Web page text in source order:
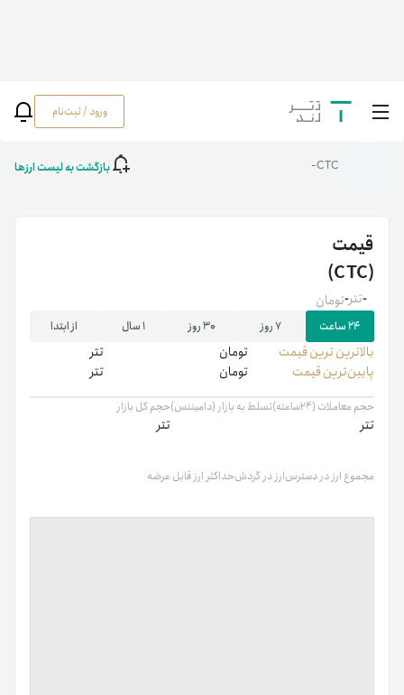
ورود / ثبت‌نام خانه رمزارزها/
CTC
CTC- بازگشت به لیست ارزها
قیمت
(CTC)
-تومان -تتر
۲۴ ساعت ۷ روز ۳۰ روز ۱ سال از ابتدا
بالاترین ‌ترین قیمت تومان
تتر
پایین‌ترین قیمت
تومان تتر
حجم معاملات (۲۴ساعته)
تتر
تسلط به بازار (دامیننس)حجم کل بازار
تتر
مجموع ارز در دسترسارز در گردشحداکثر ارز قابل عرضه